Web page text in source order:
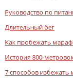
Руководство по
Длительный бег
Как пробежать
История 800-
7 способов избежать